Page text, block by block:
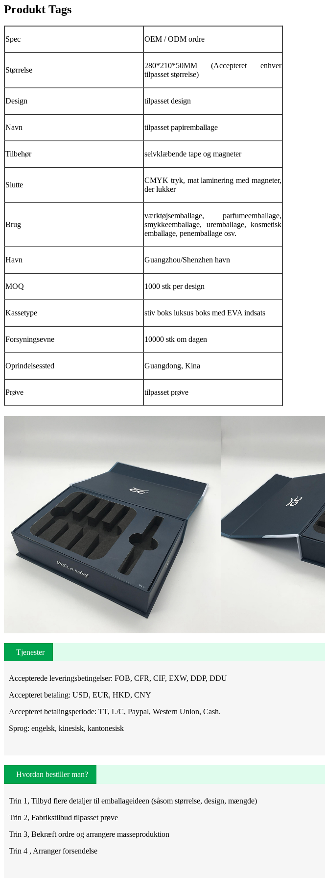
Produkt Tags
Spec OEM / ODM ordre
Størrelse
280*210*50MM (Accepteret enhver
tilpasset størrelse)
Design tilpasset design
Navn tilpasset papiremballage
Tilbehør selvklæbende tape og magneter
Slutte
CMYK tryk, mat laminering med magneter,
der lukker
Brug
værktøjsemballage, parfumeemballage,
smykkeemballage, uremballage, kosmetisk
emballage, penemballage osv.
Havn Guangzhou/Shenzhen havn
MOQ 1000 stk per design
Kassetype stiv boks luksus boks med EVA indsats
Forsyningsevne 10000 stk om dagen
Oprindelsessted Guangdong, Kina
Prøve tilpasset prøve
Tjenester
Accepterede leveringsbetingelser: FOB, CFR, CIF, EXW, DDP, DDU
Accepteret betaling: USD, EUR, HKD, CNY
Accepteret betalingsperiode: TT, L/C, Paypal, Western Union, Cash.
Sprog: engelsk, kinesisk, kantonesisk
Hvordan bestiller man?
Trin 1, Tilbyd flere detaljer til emballageideen (såsom størrelse, design, mængde)
Trin 2, Fabrikstilbud tilpasset prøve
Trin 3, Bekræft ordre og arrangere masseproduktion
Trin 4 , Arranger forsendelse